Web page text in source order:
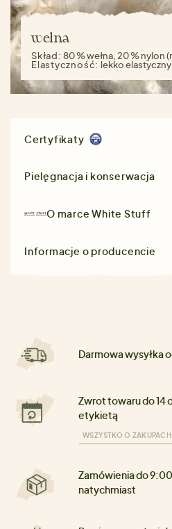
wełna
Skład:80 % wełna, 20 % nylon
Elastyczność: lekko elastyczny
Certyfikaty
Pielęgnacja i konserwacja
O marceWhite Stuff
Informacje o producencie
Darmowa wysyłka
Zwrot towaru do 14
etykietą
WSZYSTKO O ZAKUPACH
Zamówienia do
natychmiast